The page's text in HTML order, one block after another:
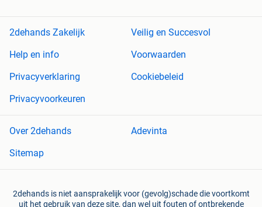
2dehands Zakelijk
Veilig en Succesvol
Help en info
Voorwaarden
Privacyverklaring
Cookiebeleid
Privacyvoorkeuren
Over 2dehands
Adevinta
Sitemap
2dehands is niet aansprakelijk voor (gevolg)schade die voortkomt
uit het gebruik van deze site, dan wel uit fouten of ontbrekende